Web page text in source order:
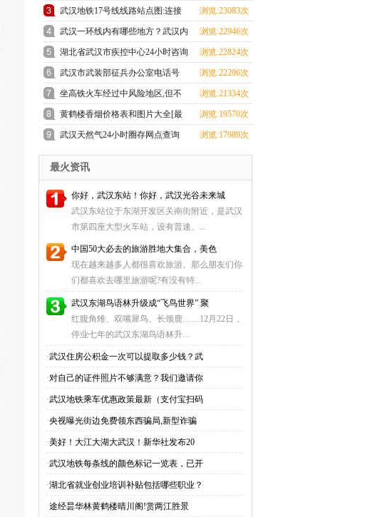
朋友
湖北17市疾控中心咨询电话+地址
查询+上班时间）
武汉地铁17号线线路站点图:连接
武汉三大火车站，从天河机场至黄
家湖大学城
浏览:23083次
武汉一环线内有哪些地方？武汉内
环线、二环线、三环线、四环线、
五环线地图是怎么划分的
浏览:22946次
湖北省武汉市疾控中心24小时咨询
热线，市疾控中心常用电话号码一
览表
浏览:22824次
武汉市武装部征兵办公室电话号
码，武汉各区征兵咨询电话号码一
览表
浏览:22296次
坐高铁火车经过中风险地区,但不
下车,健康码会变色吗？
浏览:21334次
黄鹤楼香烟价格表和图片大全[最
完整版]64种黄鹤楼香烟图片/零售
价全指南
浏览:19570次
武汉天然气24小时圈存网点查询
（自助充值+圈存点地址）
浏览:17989次
最火资讯
你好，武汉东站！你好，武汉光谷未来城
武汉东站位于东湖开发区关南街附近，是武汉
市第四座大型火车站，设有普速、...
中国50大必去的旅游胜地大集合，美色
现在越来越多人都很喜欢旅游。那么朋友们你
们都喜欢去哪里旅游呢?有没有特...
武汉东湖鸟语林升级成“飞鸟世界” 聚
红腹角雉、双嘴犀鸟、长颈鹿……12月22日，
停业七年的武汉东湖鸟语林升...
·武汉住房公积金一次可以提取多少钱？武
·对自己的证件照片不够满意？我们邀请你
·武汉地铁乘车优惠政策最新（支付宝扫码
·央视曝光街边免费领东西骗局,新型诈骗
·美好！大江大湖大武汉！新华社发布20
·武汉地铁每条线的颜色标记一览表，已开
·湖北省就业创业培训补贴包括哪些职业？
·途经昙华林黄鹤楼晴川阁!赏两江胜景